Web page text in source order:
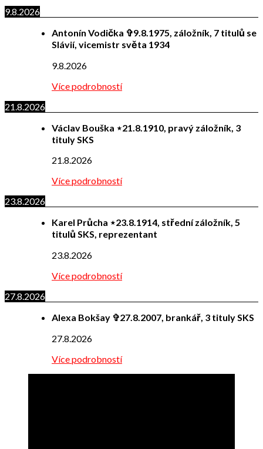
9.8.2026
Antonín Vodička ✞9.8.1975, záložník, 7 titulů se
Slávií, vicemistr světa 1934
9.8.2026
Více podrobností
21.8.2026
Václav Bouška ⋆21.8.1910, pravý záložník, 3
tituly SKS
21.8.2026
Více podrobností
23.8.2026
Karel Průcha ⋆23.8.1914, střední záložník, 5
titulů SKS, reprezentant
23.8.2026
Více podrobností
27.8.2026
Alexa Bokšay ✞27.8.2007, brankář, 3 tituly SKS
27.8.2026
Více podrobností